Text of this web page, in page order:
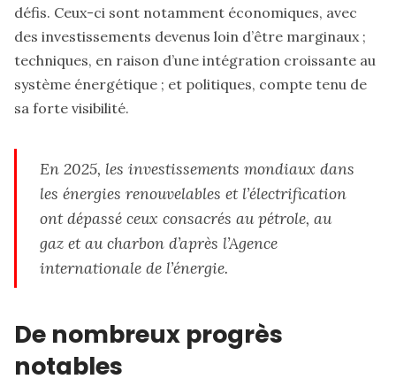
défis. Ceux-ci sont notamment économiques, avec
des investissements devenus loin d’être marginaux ;
techniques, en raison d’une intégration croissante au
système énergétique ; et politiques, compte tenu de
sa forte visibilité.
En 2025, les investissements mondiaux dans
les énergies renouvelables et l’électrification
ont dépassé ceux consacrés au pétrole, au
gaz et au charbon d’après l’Agence
internationale de l’énergie.
De nombreux progrès
notables